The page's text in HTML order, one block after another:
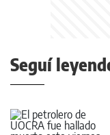
Seguí